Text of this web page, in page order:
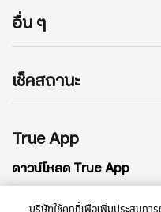
อื่น ๆ
เช็คสถานะ
True App
ดาวน์โหลด True App